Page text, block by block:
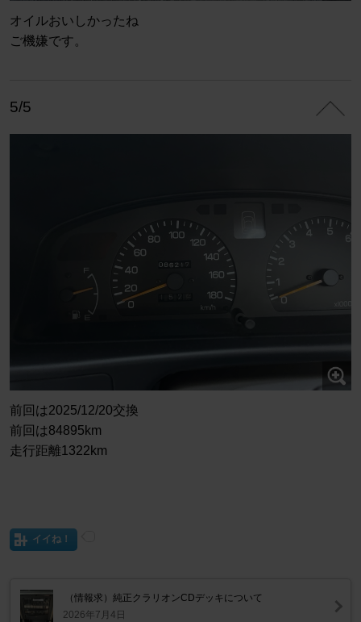
オイルおいしかったね
ご機嫌です。
5/5
前回は2025/12/20交換
前回は84895km
走行距離1322km
イイね！
（情報求）純正クラリオンCDデッキについて
2026年7月4日